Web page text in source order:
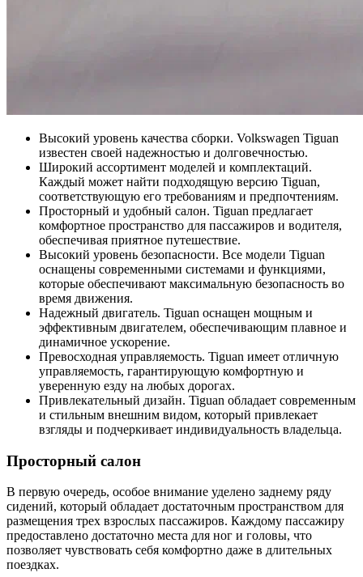
Высокий уровень качества сборки. Volkswagen Tiguan
известен своей надежностью и долговечностью.
Широкий ассортимент моделей и комплектаций.
Каждый может найти подходящую версию Tiguan,
соответствующую его требованиям и предпочтениям.
Просторный и удобный салон. Tiguan предлагает
комфортное пространство для пассажиров и водителя,
обеспечивая приятное путешествие.
Высокий уровень безопасности. Все модели Tiguan
оснащены современными системами и функциями,
которые обеспечивают максимальную безопасность во
время движения.
Надежный двигатель. Tiguan оснащен мощным и
эффективным двигателем, обеспечивающим плавное и
динамичное ускорение.
Превосходная управляемость. Tiguan имеет отличную
управляемость, гарантирующую комфортную и
уверенную езду на любых дорогах.
Привлекательный дизайн. Tiguan обладает современным
и стильным внешним видом, который привлекает
взгляды и подчеркивает индивидуальность владельца.
Просторный салон
В первую очередь, особое внимание уделено заднему ряду
сидений, который обладает достаточным пространством для
размещения трех взрослых пассажиров. Каждому пассажиру
предоставлено достаточно места для ног и головы, что
позволяет чувствовать себя комфортно даже в длительных
поездках.